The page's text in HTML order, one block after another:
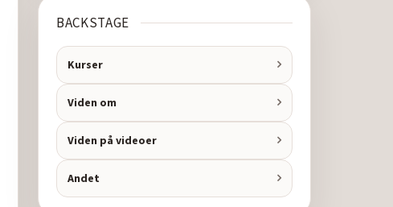
BACKSTAGE
Kurser
Viden om
Viden på videoer
Andet